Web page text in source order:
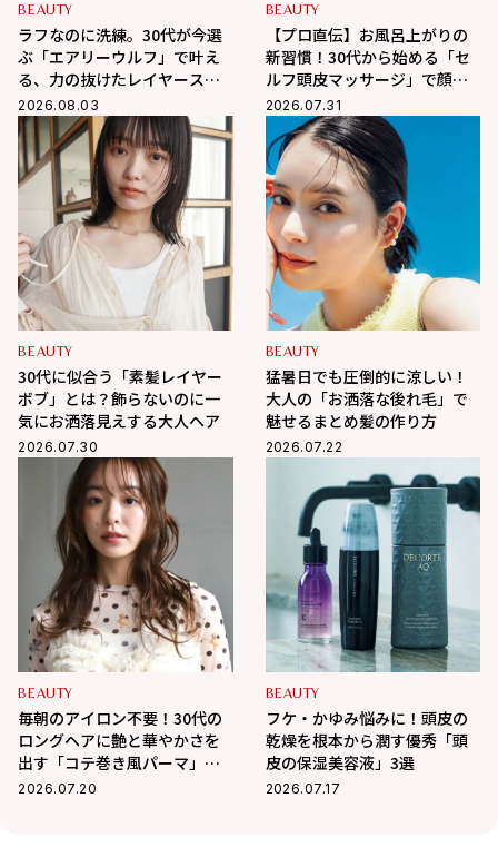
BEAUTY
ラフなのに洗練。30代が今選
ぶ「エアリーウルフ」で叶え
る、力の抜けたレイヤースタ
イル
2026.08.03
BEAUTY
【プロ直伝】お風呂上がりの
新習慣！30代から始める「セ
ルフ頭皮マッサージ」で顔ま
わりスッキリ、たるみ・抜け
毛を徹底ケア
2026.07.31
BEAUTY
30代に似合う「素髪レイヤー
ボブ」とは？飾らないのに一
気にお洒落見えする大人ヘア
2026.07.30
BEAUTY
猛暑日でも圧倒的に涼しい！
大人の「お洒落な後れ毛」で
魅せるまとめ髪の作り方
2026.07.22
BEAUTY
毎朝のアイロン不要！30代の
ロングヘアに艶と華やかさを
出す「コテ巻き風パーマ」が
優秀すぎる
2026.07.20
BEAUTY
フケ・かゆみ悩みに！頭皮の
乾燥を根本から潤す優秀「頭
皮の保湿美容液」3選
2026.07.17